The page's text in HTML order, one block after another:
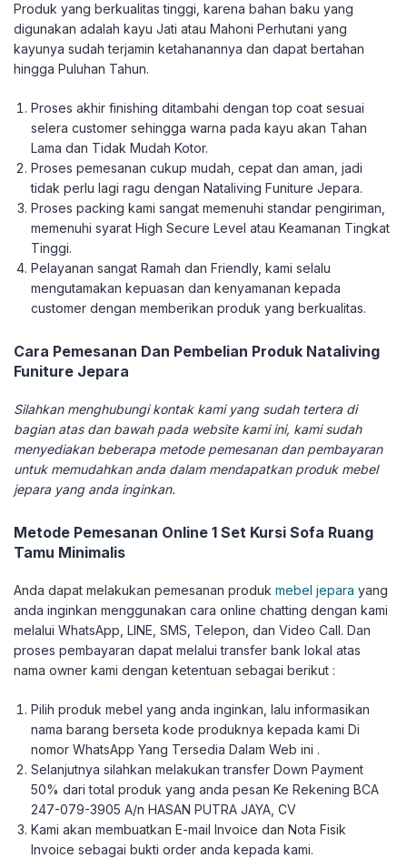
Produk yang berkualitas tinggi, karena bahan baku yang
digunakan adalah kayu Jati atau Mahoni Perhutani yang
kayunya sudah terjamin ketahanannya dan dapat bertahan
hingga Puluhan Tahun.
Proses akhir finishing ditambahi dengan top coat sesuai
selera customer sehingga warna pada kayu akan Tahan
Lama dan Tidak Mudah Kotor.
Proses pemesanan cukup mudah, cepat dan aman, jadi
tidak perlu lagi ragu dengan Nataliving Funiture Jepara.
Proses packing kami sangat memenuhi standar pengiriman,
memenuhi syarat High Secure Level atau Keamanan Tingkat
Tinggi.
Pelayanan sangat Ramah dan Friendly, kami selalu
mengutamakan kepuasan dan kenyamanan kepada
customer dengan memberikan produk yang berkualitas.
Cara Pemesanan Dan Pembelian Produk Nataliving
Funiture Jepara
Silahkan menghubungi kontak kami yang sudah tertera di
bagian atas dan bawah pada website kami ini, kami sudah
menyediakan beberapa metode pemesanan dan pembayaran
untuk memudahkan anda dalam mendapatkan produk mebel
jepara yang anda inginkan.
Metode Pemesanan Online 1 Set Kursi Sofa Ruang
Tamu Minimalis
Anda dapat melakukan pemesanan produk mebel jepara yang
anda inginkan menggunakan cara online chatting dengan kami
melalui WhatsApp, LINE, SMS, Telepon, dan Video Call. Dan
proses pembayaran dapat melalui transfer bank lokal atas
nama owner kami dengan ketentuan sebagai berikut :
Pilih produk mebel yang anda inginkan, lalu informasikan
nama barang berseta kode produknya kepada kami Di
nomor WhatsApp Yang Tersedia Dalam Web ini .
Selanjutnya silahkan melakukan transfer Down Payment
50% dari total produk yang anda pesan Ke Rekening BCA
247-079-3905 A/n HASAN PUTRA JAYA, CV
Kami akan membuatkan E-mail Invoice dan Nota Fisik
Invoice sebagai bukti order anda kepada kami.